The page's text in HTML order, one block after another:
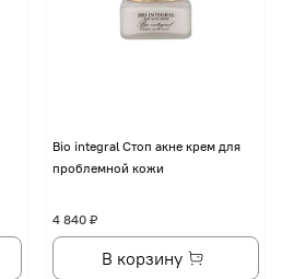
Bio integral Стоп акне крем для
проблемной кожи
4 840 ₽
В корзину